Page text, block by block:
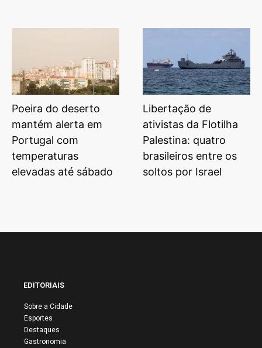
Poeira do deserto
mantém alerta em
Portugal com
temperaturas
elevadas até sábado
Libertação de
ativistas da Flotilha
Palestina: quatro
brasileiros entre os
soltos por Israel
EDITORIAIS
Sobre a Cidade
Esportes
Destaques
Gastronomia